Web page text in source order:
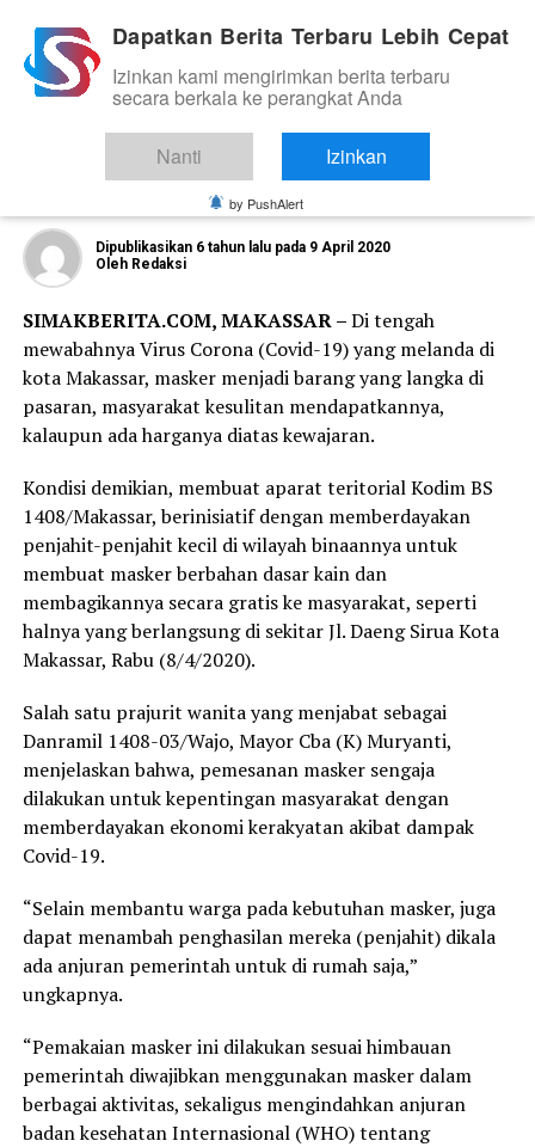
KESEHATAN
Ini yang di Lakukan Prajurit Kodim
1408, Ditengah Mewabahnya Covid-19
Dipublikasikan 6 tahun lalu pada 9 April 2020
Oleh Redaksi
SIMAKBERITA.COM, MAKASSAR –Di tengah
mewabahnya Virus Corona (Covid-19) yang melanda di
kota Makassar, masker menjadi barang yang langka di
pasaran, masyarakat kesulitan mendapatkannya,
kalaupun ada harganya diatas kewajaran.
Kondisi demikian, membuat aparat teritorial Kodim BS
1408/Makassar, berinisiatif dengan memberdayakan
penjahit-penjahit kecil di wilayah binaannya untuk
membuat masker berbahan dasar kain dan
membagikannya secara gratis ke masyarakat, seperti
halnya yang berlangsung di sekitar Jl. Daeng Sirua Kota
Makassar, Rabu (8/4/2020).
Salah satu prajurit wanita yang menjabat sebagai
Danramil 1408-03/Wajo, Mayor Cba (K) Muryanti,
menjelaskan bahwa, pemesanan masker sengaja
dilakukan untuk kepentingan masyarakat dengan
memberdayakan ekonomi kerakyatan akibat dampak
Covid-19.
“Selain membantu warga pada kebutuhan masker, juga
dapat menambah penghasilan mereka (penjahit) dikala
ada anjuran pemerintah untuk di rumah saja,”
ungkapnya.
“Pemakaian masker ini dilakukan sesuai himbauan
pemerintah diwajibkan menggunakan masker dalam
berbagai aktivitas, sekaligus mengindahkan anjuran
badan kesehatan Internasional (WHO) tentang
Dapatkan Berita Terbaru Lebih Cepat
Izinkan kami mengirimkan berita terbaru
secara berkala ke perangkat Anda
Nanti Izinkan
by PushAlert